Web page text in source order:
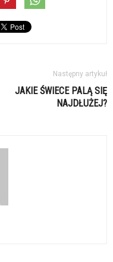
Następny artykuł
JAKIE ŚWIECE PALĄ SIĘ
NAJDŁUŻEJ?